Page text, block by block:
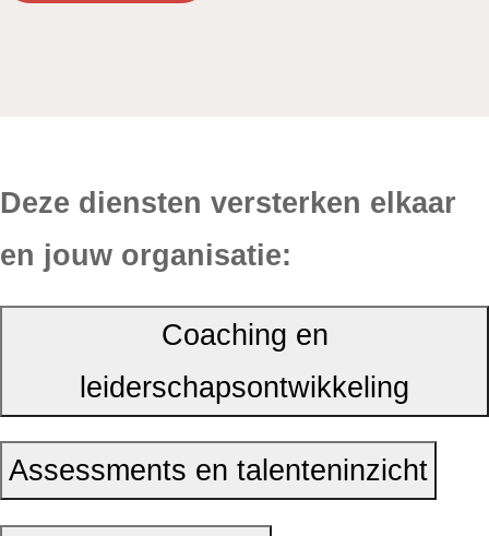
Deze diensten versterken elkaar
en jouw organisatie:
Coaching en
leiderschapsontwikkeling
Assessments en talenteninzicht